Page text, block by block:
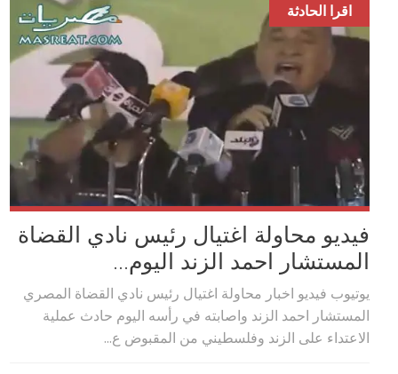
اقرا الحادثة
فيديو محاولة اغتيال رئيس نادي القضاة
المستشار احمد الزند اليوم...
يوتيوب فيديو اخبار محاولة اغتيال رئيس نادي القضاة المصري
المستشار احمد الزند واصابته في رأسه اليوم حادث عملية
الاعتداء على الزند وفلسطيني من المقبوض ع...